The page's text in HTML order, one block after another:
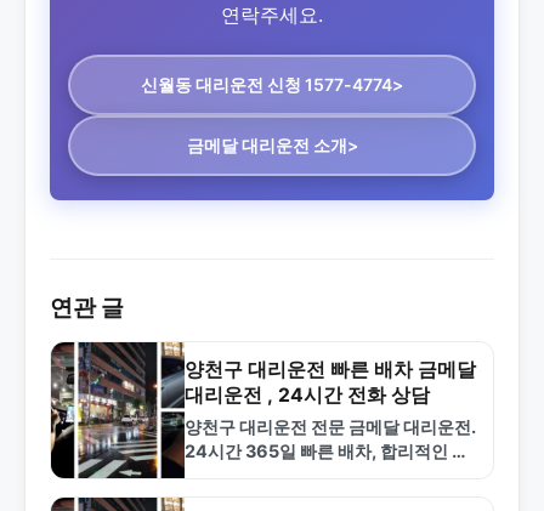
연락주세요.
신월동 대리운전 신청 1577-4774>
금메달 대리운전 소개>
연관 글
양천구 대리운전 빠른 배차 금메달
대리운전 , 24시간 전화 상담
양천구 대리운전 전문 금메달 대리운전.
24시간 365일 빠른 배차, 합리적인 요